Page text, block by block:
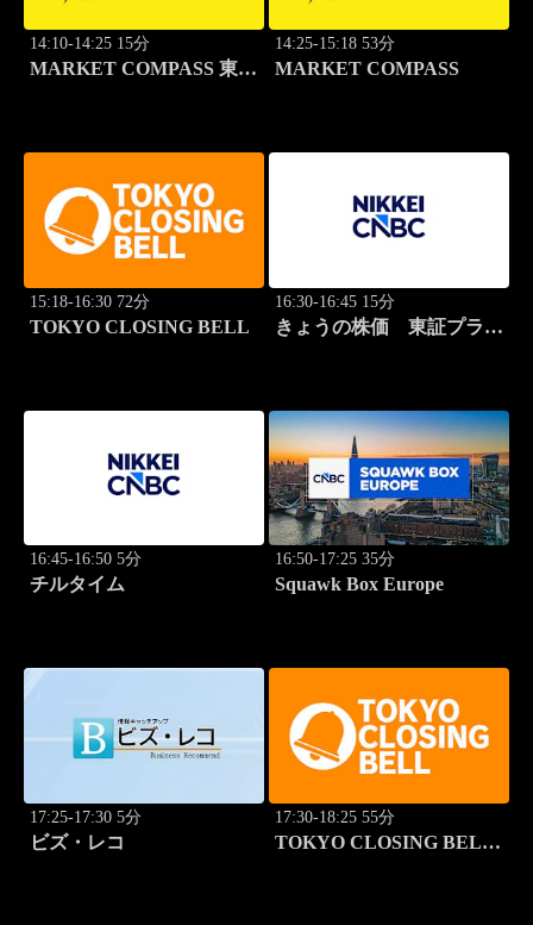
14:10-14:25 15分
MARKET COMPASS 東証
14:25-15:18 53分
MARKET COMPASS
15:18-16:30 72分
TOKYO CLOSING BELL
16:30-16:45 15分
きょうの株価 東証プライ
16:45-16:50 5分
チルタイム
16:50-17:25 35分
Squawk Box Europe
17:25-17:30 5分
ビズ・レコ
17:30-18:25 55分
TOKYO CLOSING BELL